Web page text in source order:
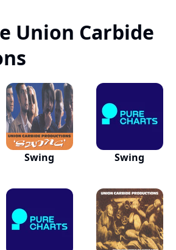
Union Carbide
Swing Swing